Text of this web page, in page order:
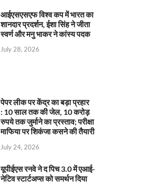
आईएसएसएफ विश्व कप में भारत का
शानदार प्रदर्शन, ईशा सिंह ने जीता
स्वर्ण और मनु भाकर ने कांस्य पदक
July 28, 2026
पेपर लीक पर केंद्र का बड़ा प्रहार
: 10 साल तक की जेल, 10 करोड़
रुपये तक जुर्माने का प्रस्ताव; परीक्षा
माफिया पर शिकंजा कसने की तैयारी
July 24, 2026
यूपीईएस रनवे ने द पिच 3.0 में एआई-
नेटिव स्टार्टअप्स को समर्थन दिया